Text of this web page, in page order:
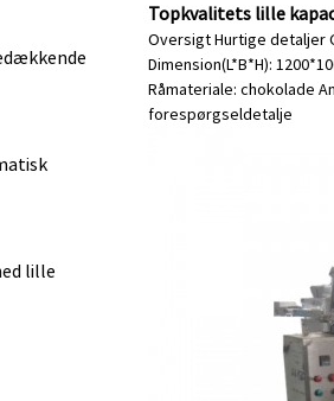
lille
Topkvalitets lille
Oversigt Hurtige detaljer
Dimension(L*B*H):
Råmateriale: chokolade
forespørgseldetalje